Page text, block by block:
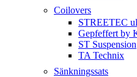
Coilovers
STREETEC
Gepfeffert by
ST Suspension
TA Technix
Sänkningssats